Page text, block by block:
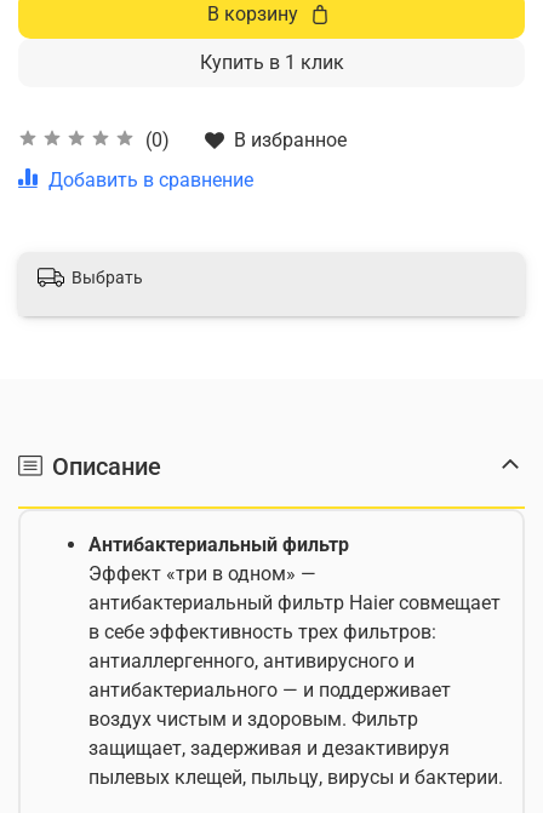
(0)
В избранное
Добавить в сравнение
В корзину
Купить в 1 клик
Выбрать
Описание
Антибактериальный фильтр
Эффект «три в одном» —
антибактериальный фильтр Haier совмещает
в себе эффективность трех фильтров:
антиаллергенного, антивирусного и
антибактериального — и поддерживает
воздух чистым и здоровым. Фильтр
защищает, задерживая и дезактивируя
пылевых клещей, пыльцу, вирусы и бактерии.